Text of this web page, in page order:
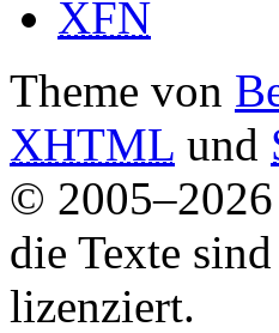
XFN
Theme von
XHTML und
©
die Texte
lizenziert.